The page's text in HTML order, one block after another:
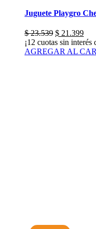
Juguete Playgro
$23.539 El
precio
original
$ 21.399El
¡12 cuotas sin interés
AGREGAR AL